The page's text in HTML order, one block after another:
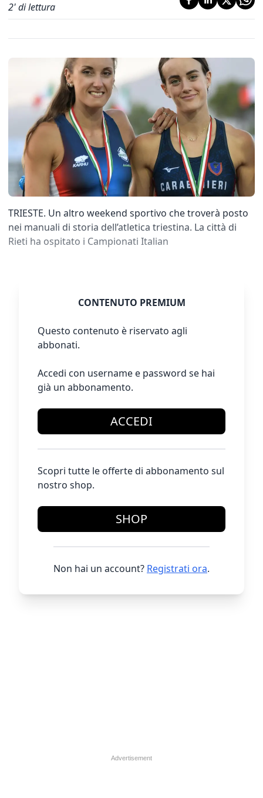
2' di lettura
TRIESTE. Un altro weekend sportivo che troverà posto
nei manuali di storia dell’atletica triestina. La città di
Rieti ha ospitato i Campionati Italian
CONTENUTO PREMIUM
Questo contenuto è riservato agli
abbonati.
Accedi con username e password se hai
già un abbonamento.
ACCEDI
Scopri tutte le offerte di abbonamento sul
nostro shop.
SHOP
Non hai un account? Registrati ora.